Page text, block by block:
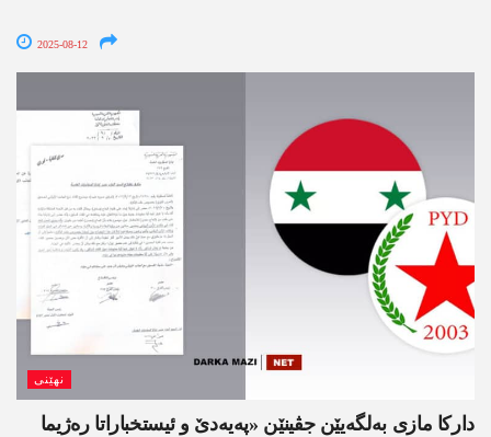
2025-08-12
نھێنی
داركا مازی به‌لگه‌یێن جڤینێن «په‌یه‌دێ و ئیستخباراتا ره‌ژیما